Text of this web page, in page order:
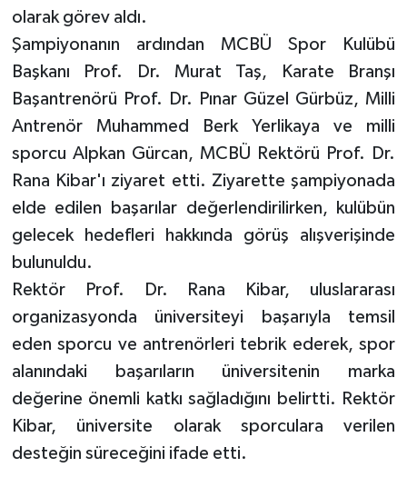
olarak görev aldı.
Şampiyonanın ardından MCBÜ Spor Kulübü
Başkanı Prof. Dr. Murat Taş, Karate Branşı
Başantrenörü Prof. Dr. Pınar Güzel Gürbüz, Milli
Antrenör Muhammed Berk Yerlikaya ve milli
sporcu Alpkan Gürcan, MCBÜ Rektörü Prof. Dr.
Rana Kibar'ı ziyaret etti. Ziyarette şampiyonada
elde edilen başarılar değerlendirilirken, kulübün
gelecek hedefleri hakkında görüş alışverişinde
bulunuldu.
Rektör Prof. Dr. Rana Kibar, uluslararası
organizasyonda üniversiteyi başarıyla temsil
eden sporcu ve antrenörleri tebrik ederek, spor
alanındaki başarıların üniversitenin marka
değerine önemli katkı sağladığını belirtti. Rektör
Kibar, üniversite olarak sporculara verilen
desteğin süreceğini ifade etti.